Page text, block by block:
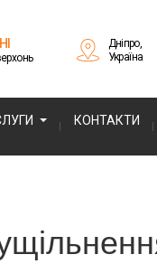
Дніпро,
Україна
КОНТАКТИ